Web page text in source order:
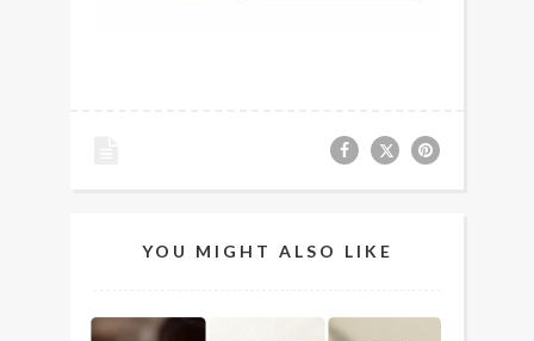
YOU MIGHT ALSO LIKE